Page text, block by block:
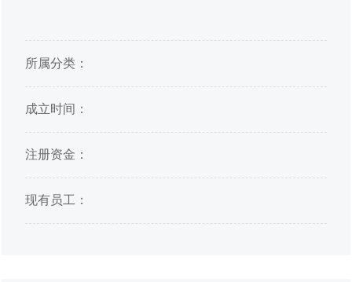
所属分类：
成立时间：
注册资金：
现有员工：